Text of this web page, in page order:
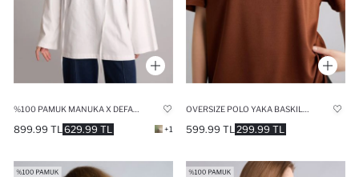
629.99 TL
899.99 TL +1 299.99 TL
599.99 TL